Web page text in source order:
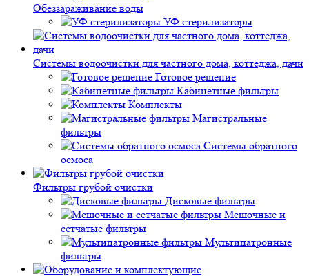
Обеззараживание воды
УФ стерилизаторы
Системы водоочистки для частного дома, коттеджа, дачи
Готовое решение
Кабинетные фильтры
Комплекты
Магистральные
фильтры
Системы обратного
осмоса
Фильтры грубой очистки
Дисковые фильтры
Мешочные и
сетчатые фильтры
Мультипатронные
фильтры